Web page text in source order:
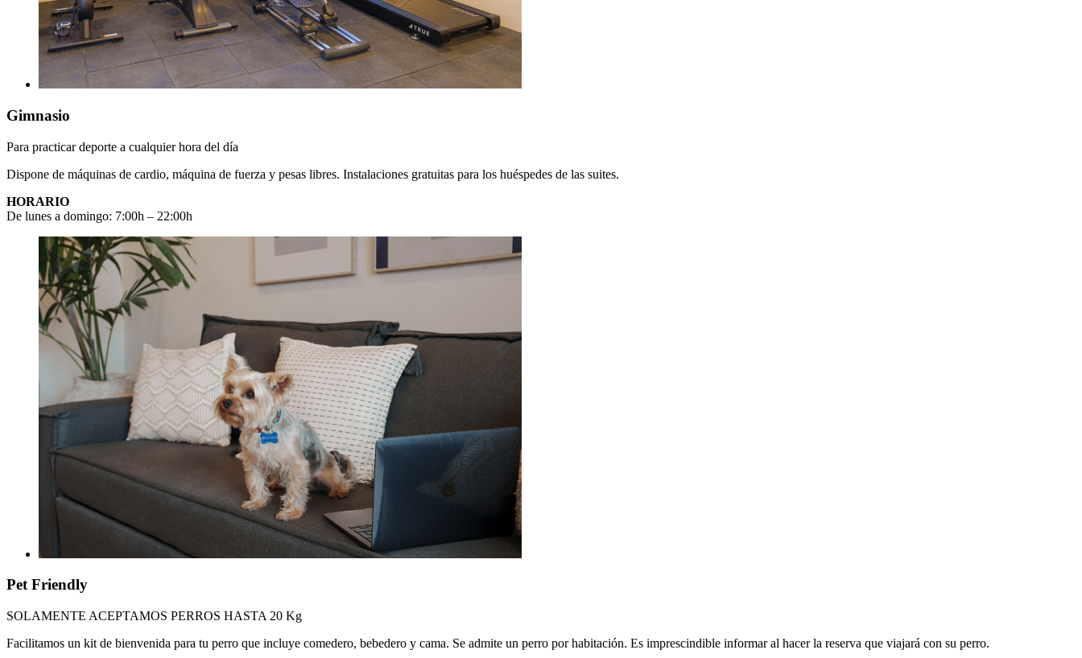
Gimnasio
Para practicar deporte a cualquier hora del día
Dispone de máquinas de cardio, máquina de fuerza y pesas libres. Instalaciones gratuitas para los huéspedes de las suites.
HORARIO
De lunes a domingo: 7:00h – 22:00h
Pet Friendly
SOLAMENTE ACEPTAMOS PERROS HASTA 20 Kg
Facilitamos un kit de bienvenida para tu perro que incluye comedero, bebedero y cama. Se admite un perro por habitación. Es imprescindible informar al hacer la reserva que viajará con su perro.